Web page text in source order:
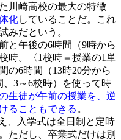
川崎高校の最大の特徴
化していることだ。これ
みだという。
と午後の6時間（9時から
時。〈1校時＝授業の1単
の6時間（13時20分から
、3～6校時）を使って時
生徒が午前の授業を、逆
ることもできる 。
、入学式は全日制と定時
ただし、卒業式だけは別